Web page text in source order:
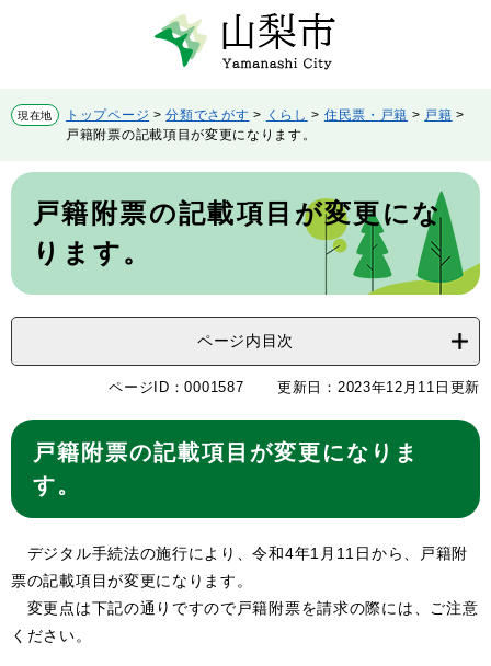
先
頭
す。
を
飛
て
現在地 トップページ >分類でさがす > くらし > 住民票・戸籍 > 戸籍 >
戸籍附票の記載項目が変更になります。
本
戸籍附票の記載項目が変更にな
ります。
ページ内目次
ページID：0001587 更新日：2023年12月11日更新
戸籍附票の記載項目が変更になりま
す。
デジタル手続法の施行により、令和4年1月11日から、戸籍附
票の記載項目が変更になります。
変更点は下記の通りですので戸籍附票を請求の際には、ご注意
ください。